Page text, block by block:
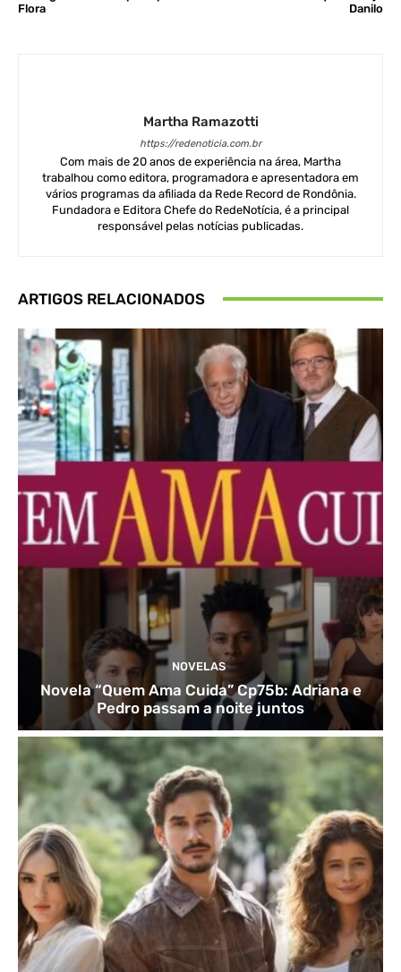
Flora
Danilo
Martha Ramazotti
https://redenoticia.com.br
Com mais de 20 anos de experiência na área, Martha
trabalhou como editora, programadora e apresentadora em
vários programas da afiliada da Rede Record de Rondônia.
Fundadora e Editora Chefe do RedeNotícia, é a principal
responsável pelas notícias publicadas.
ARTIGOS RELACIONADOS
NOVELAS
Novela “Quem Ama Cuida” Cp75b: Adriana e
Pedro passam a noite juntos